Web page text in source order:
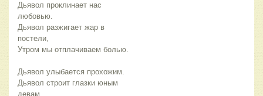
Дьявол проклинает нас
любовью.
Дьявол разжигает жар в
постели,
Утром мы отплачиваем болью.
Дьявол улыбается прохожим.
Дьявол строит глазки юным
девам.